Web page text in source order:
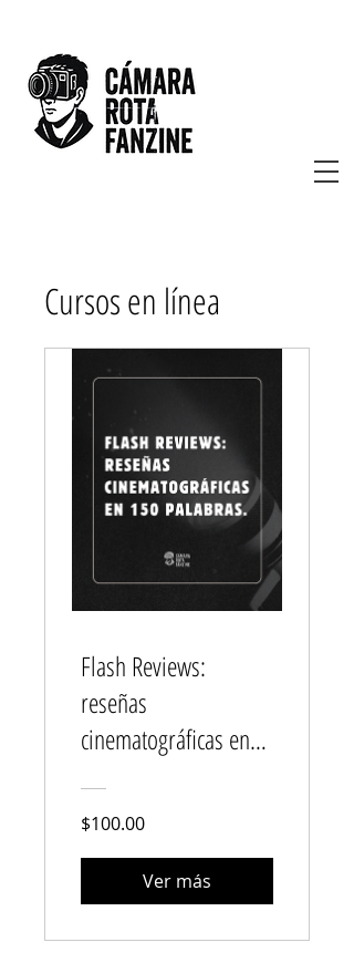
Cursos en línea
Flash Reviews:
reseñas
cinematográficas en
$100.00
Ver más